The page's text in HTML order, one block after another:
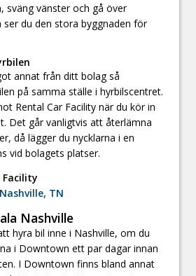
sväng vänster och gå över
ser du den stora byggnaden för
annat från ditt bolag så
på samma ställe i hyrbilscentret.
Rental Car Facility när du kör in
Det går vanligtvis att återlämna
då lägger du nycklarna i en
vid bolagets platser.
Facility
TN
Nashville
hyra bil inne i Nashville, om du
i Downtown ett par dagar innan
I Downtown finns bland annat